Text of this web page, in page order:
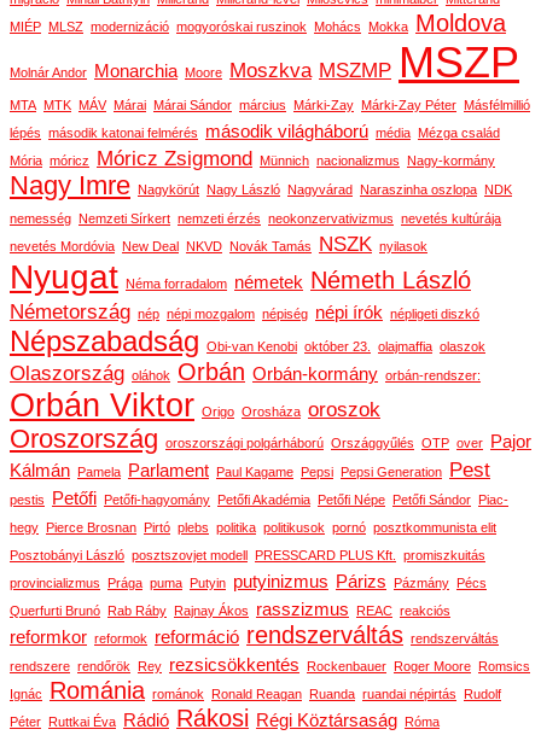
MIÉP MLSZ modernizáció mogyoróskai ruszinok Mohács Mokka Moldova
Molnár Andor Monarchia Moore Moszkva MSZMP MSZP
MTA MTK MÁV Márai Márai Sándor március Márki-Zay Márki-Zay Péter Másfélmillió
lépés második katonai felmérés második világháború média Mézga család
Mória móricz Móricz Zsigmond Münnich nacionalizmus Nagy-kormány
Nagy Imre Nagykörút Nagy László Nagyvárad Naraszinha oszlopa NDK
nemesség Nemzeti Sírkert nemzeti érzés neokonzervativizmus nevetés kultúrája
nevetés Mordóvia New Deal NKVD Novák Tamás NSZK nyilasok
Nyugat Néma forradalom németek Németh László
Németország nép népi mozgalom népiség népi írók népligeti diszkó
Népszabadság Obi-van Kenobi október 23. olajmaffia olaszok
Olaszország oláhok Orbán Orbán-kormány orbán-rendszer:
Orbán Viktor Origo Orosháza oroszok
Oroszország oroszországi polgárháború Országgyűlés OTP over
Pajor
Kálmán Pamela Parlament Paul Kagame Pepsi Pepsi Generation Pest
pestis Petőfi Petőfi-hagyomány Petőfi Akadémia Petőfi Népe Petőfi Sándor Piac-
hegy Pierce Brosnan Pirtó plebs politika politikusok pornó posztkommunista elit
Posztobányi László posztszovjet modell PRESSCARD PLUS Kft.
promiszkuitás
provincializmus Prága puma Putyin putyinizmus Párizs Pázmány Pécs
Querfurti Brunó Rab Ráby Rajnay Ákos rasszizmus REAC reakciós
reformkor reformok reformáció rendszerváltás rendszerváltás
rendszere rendőrök Rey rezsicsökkentés Rockenbauer Roger Moore Romsics
Ignác
Románia románok Ronald Reagan Ruanda ruandai népirtás Rudolf
Péter Ruttkai Éva Rádió Rákosi Régi Köztársaság Róma